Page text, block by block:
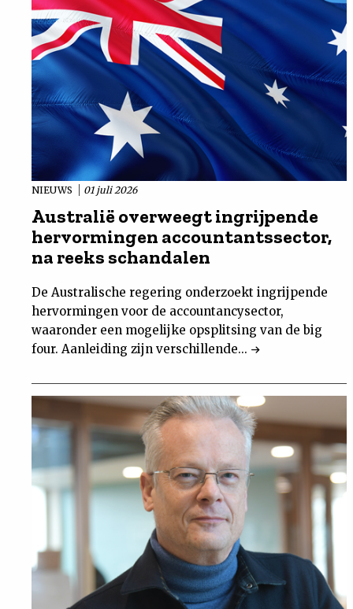
NIEUWS 01 juli 2026
Australië overweegt ingrijpende
hervormingen accountantssector,
na reeks schandalen
De Australische regering onderzoekt ingrijpende
hervormingen voor de accountancysector,
waaronder een mogelijke opsplitsing van de big
four. Aanleiding zijn verschillende...